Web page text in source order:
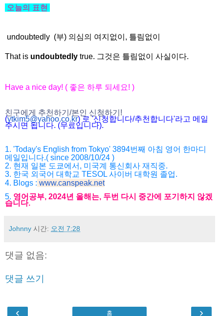
오늘의 표현
undoubtedly (부) 의심의 여지없이, 틀림없이
That is undoubtedly true. 그것은 틀림없이 사실이다.
Have a nice day! ( 좋은 하루 되세요! )
친구에게 추천하기/본인 신청하기!
(ytkim5@yahoo.co.kr) 로 '신청합니다/추천합니다'라고 메일
주시면 됩니다. (무료입니다).
1. 'Today's English from Tokyo' 3894번째 아침 영어 한마디
메일입니다.( since 2008/10/24 )
2. 현재 일본 도쿄에서, 미국계 통신회사 재직중.
3. 한국 외국어 대학교 TESOL 사이버 대학원 졸업.
4. Blogs : www.canspeak.net
5. 영어공부, 2024년 올해는, 두번 다시 중간에 포기하지 않겠
습니다.
Johnny 시간: 오전 7:28
댓글 없음:
댓글 쓰기
‹ ›
홈